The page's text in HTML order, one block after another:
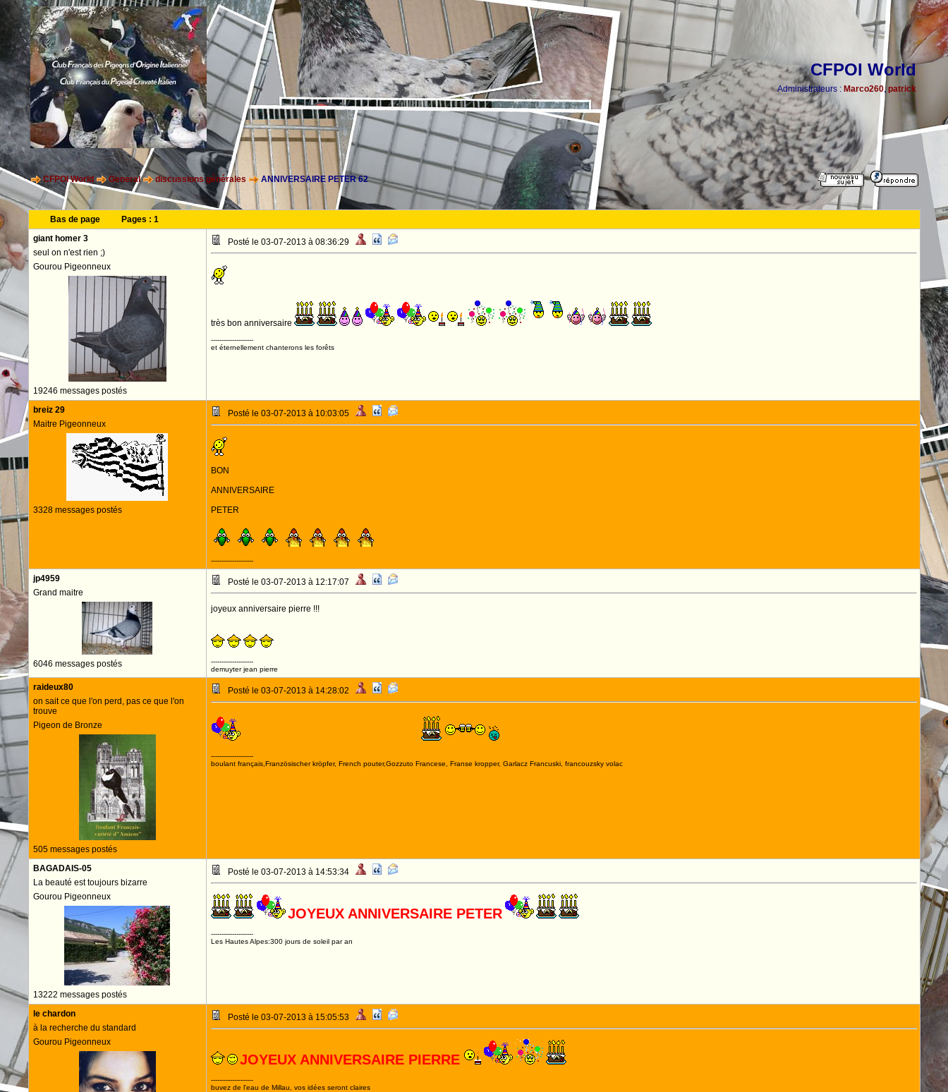
CFPOI World
Administrateurs : Marco260, patrick
CFPOI World General discussions générales ANNIVERSAIRE PETER 62
Bas de page Pages : 1
giant homer 3
seul on n'est rien ;)
Gourou Pigeonneux
19246 messages postés
Posté le 03-07-2013 à 08:36:29
très bon anniversaire
--------------------
et éternellement chanterons les forêts
breiz 29
Maitre Pigeonneux
3328 messages postés
Posté le 03-07-2013 à 10:03:05
BON
ANNIVERSAIRE
PETER
--------------------
jp4959
Grand maitre
6046 messages postés
Posté le 03-07-2013 à 12:17:07
joyeux anniversaire pierre !!!
--------------------
demuyter jean pierre
raideux80
on sait ce que l'on perd, pas ce que l'on
trouve
Pigeon de Bronze
505 messages postés
Posté le 03-07-2013 à 14:28:02
--------------------
boulant français,Französischer kröpfer, French pouter,Gozzuto Francese, Franse kropper, Garlacz Francuski, francouzsky volac
BAGADAIS-05
La beauté est toujours bizarre
Gourou Pigeonneux
13222 messages postés
Posté le 03-07-2013 à 14:53:34
JOYEUX ANNIVERSAIRE PETER
--------------------
Les Hautes Alpes:300 jours de soleil par an
le chardon
à la recherche du standard
Gourou Pigeonneux
Posté le 03-07-2013 à 15:05:53
JOYEUX ANNIVERSAIRE PIERRE
--------------------
buvez de l'eau de Millau, vos idées seront claires